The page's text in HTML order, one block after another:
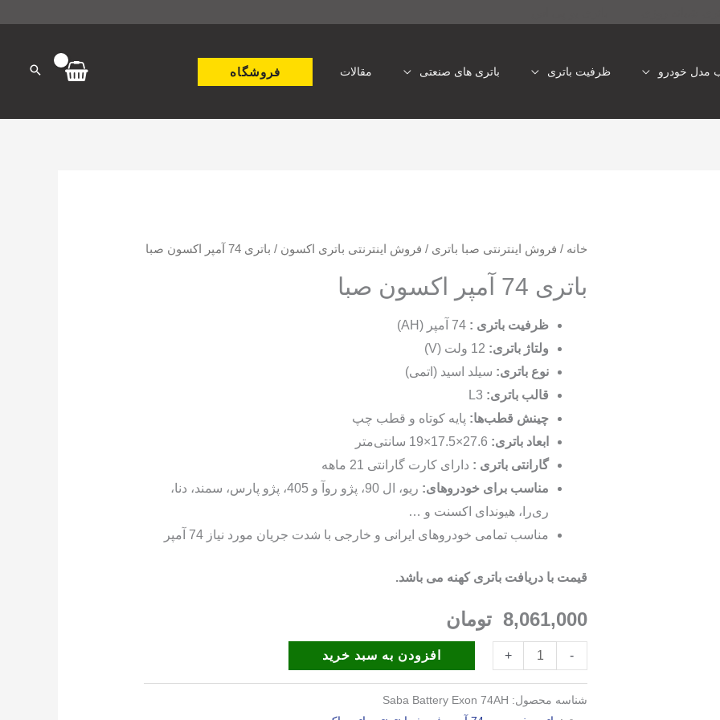
مدل خودرو ظرفیت باتری باتری های صنعتی مقالات فروشگاه
خانه / فروش اینترنتی صبا باتری / فروش اینترنتی باتری اکسون / باتری 74 آمپر اکسون صبا
باتری 74 آمپر اکسون صبا
ظرفیت باتری :
ولتاژ باتری:
نوع باتری: سیلد اسید (اتمی)
قالب باتری:
چینش قطب‌ها: پایه کوتاه و قطب چپ
ابعاد باتری:
گارانتی باتری : دارای کارت گارانتی 21 ماهه
مناسب برای خودروهای:
ریو، ال 90، پژو روآ و 405، پژو پارس، سمند، دنا،
ری‌را، هیوندای اکسنت و …
مناسب تمامی خودروهای ایرانی و خارجی با شدت جریان مورد نیاز 74 آمپر
قیمت با دریافت باتری کهنه می باشد.
8,061,000 تومان
-
+ افزودن به سبد خرید
شناسه محصول: Saba Battery Exon 74AH